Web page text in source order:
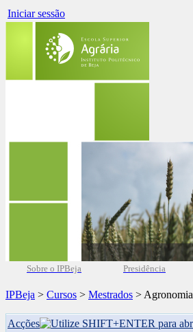
Iniciar sessão
Sobre o IPBeja Presidência
IPBeja > Cursos > Mestrados > Agronomia
Acções